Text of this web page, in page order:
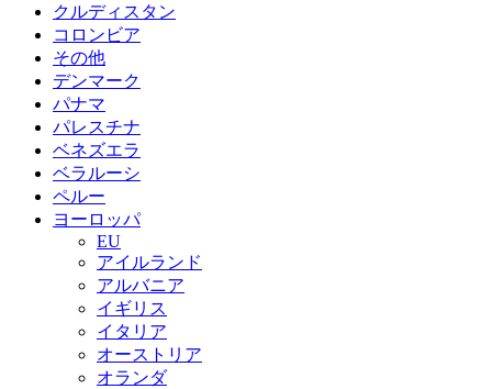
クルディスタン
コロンビア
その他
デンマーク
パナマ
パレスチナ
ベネズエラ
ベラルーシ
ペルー
ヨーロッパ
EU
アイルランド
アルバニア
イギリス
イタリア
オーストリア
オランダ